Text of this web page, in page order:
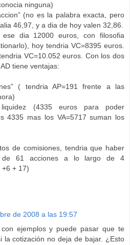
ninguna)
(no es la palabra exacta, pero
46,97, y a dia de hoy valen 32,86.
ese dia 12000 euros, con filosofia
hoy tendria VC=8395 euros.
VC=10.052 euros. Con los dos
tiene ventajas:
( tendria AP=191 frente a las
(4335 euros para poder
4335 mas los VA=5717 suman los
de comisiones, tendria que haber
de 61 acciones a lo largo de 4
+ 17)
de 2008 a las 19:57
ejemplos y puede pasar que te
la cotización no deja de bajar. ¿Esto